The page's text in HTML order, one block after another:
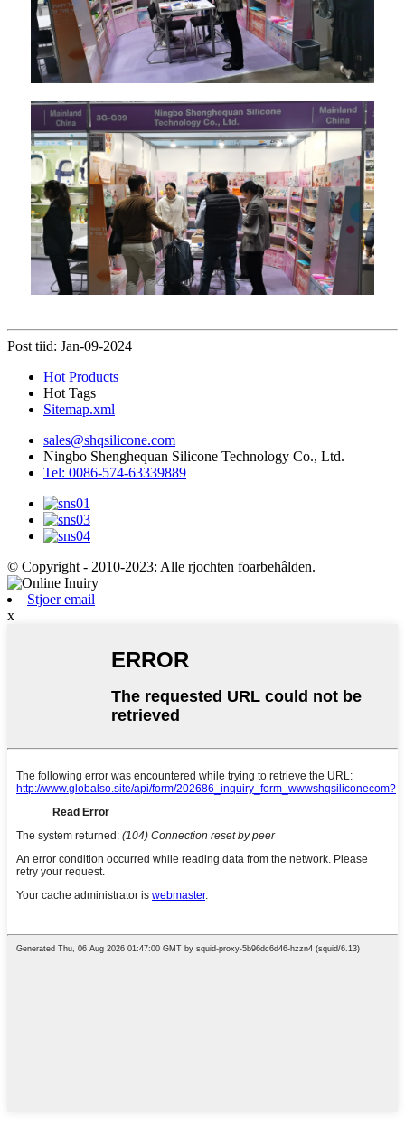
Post tiid: Jan-09-2024
Hot Products
Hot Tags
Sitemap.xml
sales@shqsilicone.com
Ningbo Shenghequan Silicone Technology Co., Ltd.
Tel: 0086-574-63339889
© Copyright - 2010-2023: Alle rjochten foarbehâlden.
Stjoer email
x